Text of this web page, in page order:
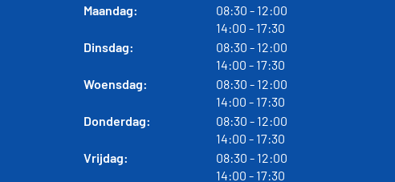
Maandag: 08:30 t
o
t
- 12:00
14:00 t
o
t
- 17:30
Dinsdag:
08:30 t
o
t
- 12:00
14:00 t
o
t
- 17:30
Woensdag:
08:30 t
o
t
- 12:00
14:00 t
o
t
- 17:30
Donderdag:
08:30 t
o
t
- 12:00
14:00 t
o
t
- 17:30
Vrijdag:
08:30 t
o
- 12:00
14:00 t
- 17:30